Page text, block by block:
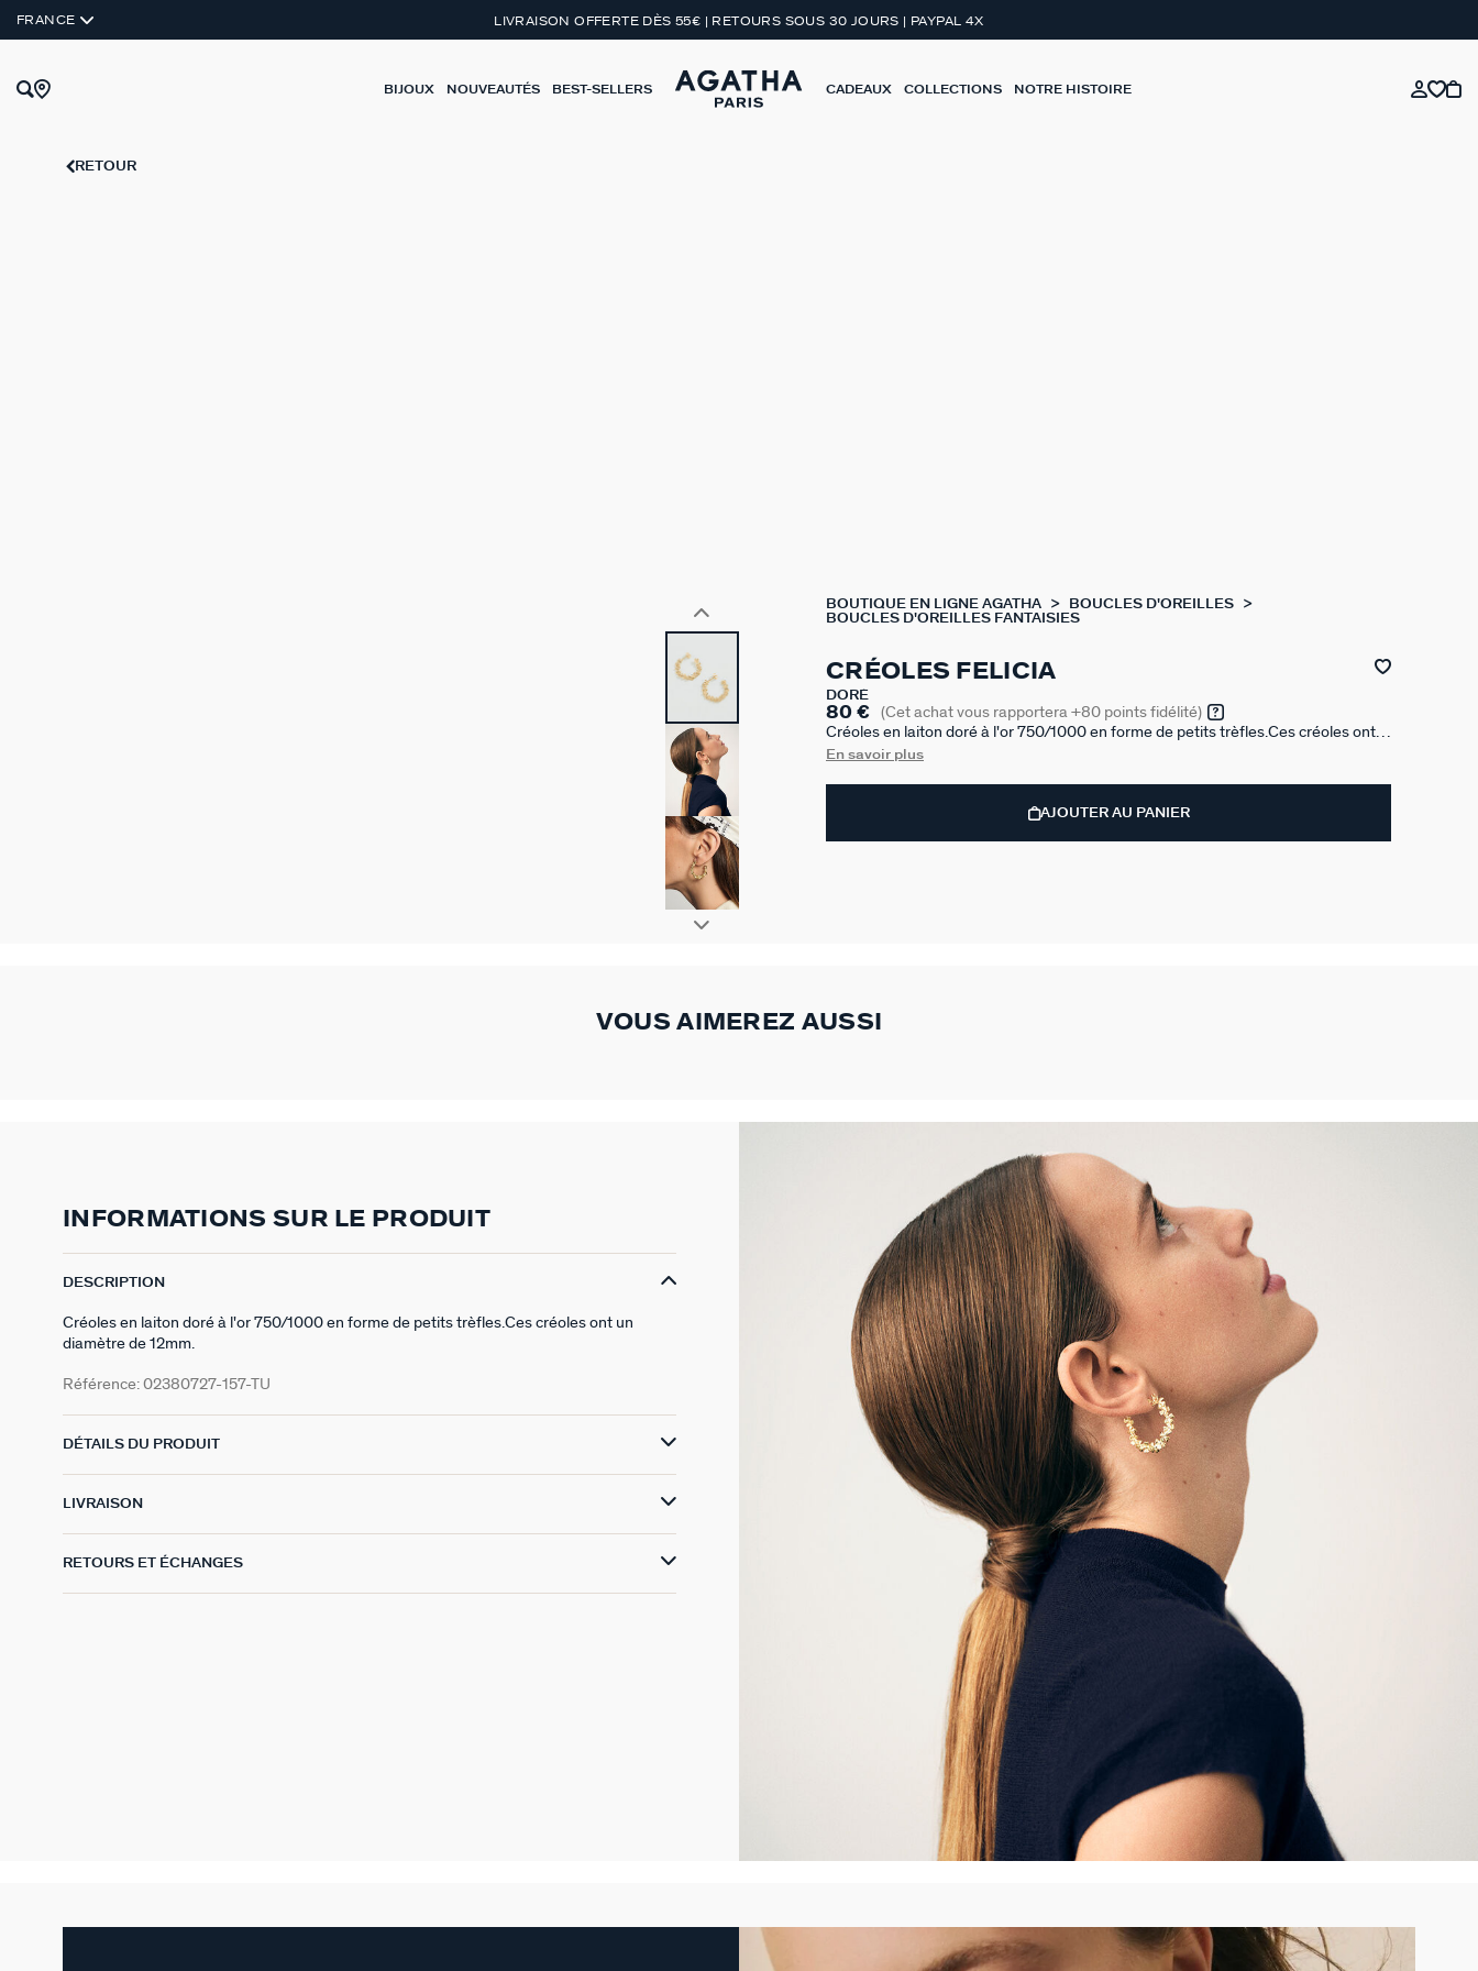
FRANCE LIVRAISON OFFERTE DÈS 55€ | RETOURS SOUS 30 JOURS | PAYPAL 4X
BIJOUX NOUVEAUTÉS BEST-SELLERS CADEAUX COLLECTIONS NOTRE HISTOIRE
RETOUR
BOUTIQUE EN LIGNE AGATHA
BOUCLES D'OREILLES
BOUCLES D'OREILLES FANTAISIES
CRÉOLES FELICIA
DORÉ
80 € (Cet achat vous rapportera +80 points fidélité)
Créoles en laiton doré à l'or 750/1000 en forme de petits trèfles.Ces créoles ont
un diamètre de 12mm.
En savoir plus
AJOUTER AU PANIER
VOUS AIMEREZ AUSSI
INFORMATIONS SUR LE PRODUIT
DESCRIPTION
Créoles en laiton doré à l'or 750/1000 en forme de petits trèfles.Ces créoles ont un
diamètre de 12mm.
Référence: 02380727-157-TU
DÉTAILS DU PRODUIT
LIVRAISON
RETOURS ET ÉCHANGES